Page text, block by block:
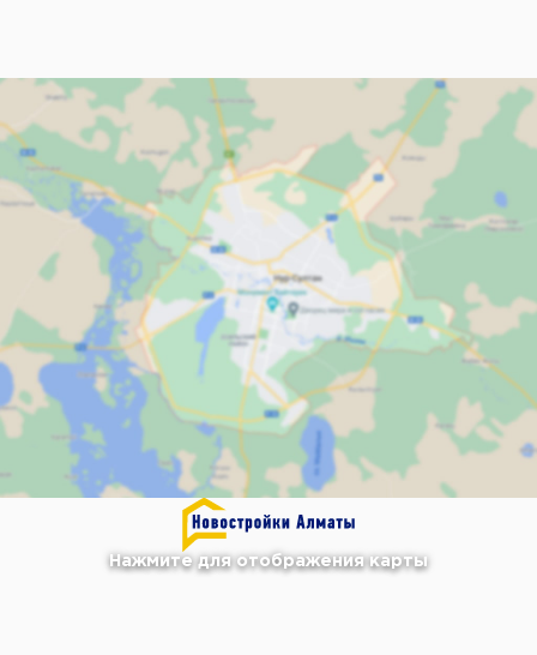
Нажмите для отображения карты